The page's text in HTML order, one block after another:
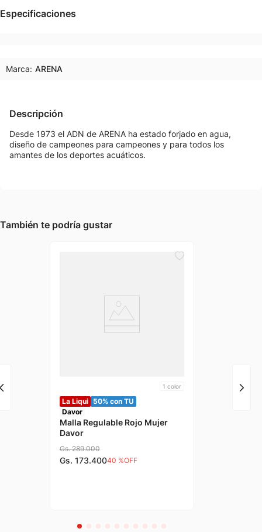
Especificaciones
Marca: ARENA
Descripción
Desde 1973 el ADN de ARENA ha estado forjado en agua,
diseño de campeones para campeones y para todos los
amantes de los deportes acuáticos.
También te podría gustar
1 color
La Liqui
50% con TU
Davor
Malla Regulable Rojo Mujer
Davor
Gs. 289.000
Gs. 173.40040 %OFF